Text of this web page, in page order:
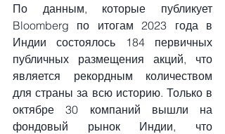
По данным, которые публикует
Bloomberg по итогам 2023 года в
Индии состоялось 184 первичных
публичных размещения акций, что
является рекордным количеством
для страны за всю историю. Только в
октябре 30 компаний вышли на
фондовый рынок Индии, что